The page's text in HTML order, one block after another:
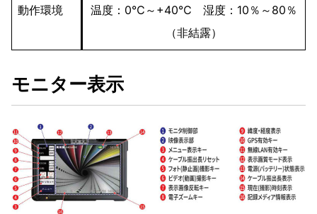
動作環境
温度：0℃～+40℃ 湿度：10％～80％
（非結露）
モニター表示